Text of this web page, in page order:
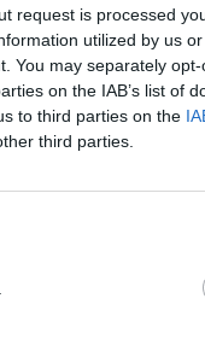
request is processed
utilized by us
You may separately
on the IAB’s list of
to third parties on the
third parties.